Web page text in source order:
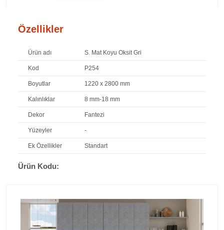
Özellikler
Ürün adı S. Mat Koyu Oksit Gri
Kod P254
Boyutlar 1220 x 2800 mm
Kalınlıklar 8 mm-18 mm
Dekor Fantezi
Yüzeyler -
Ek Özellikler Standart
Ürün Kodu: